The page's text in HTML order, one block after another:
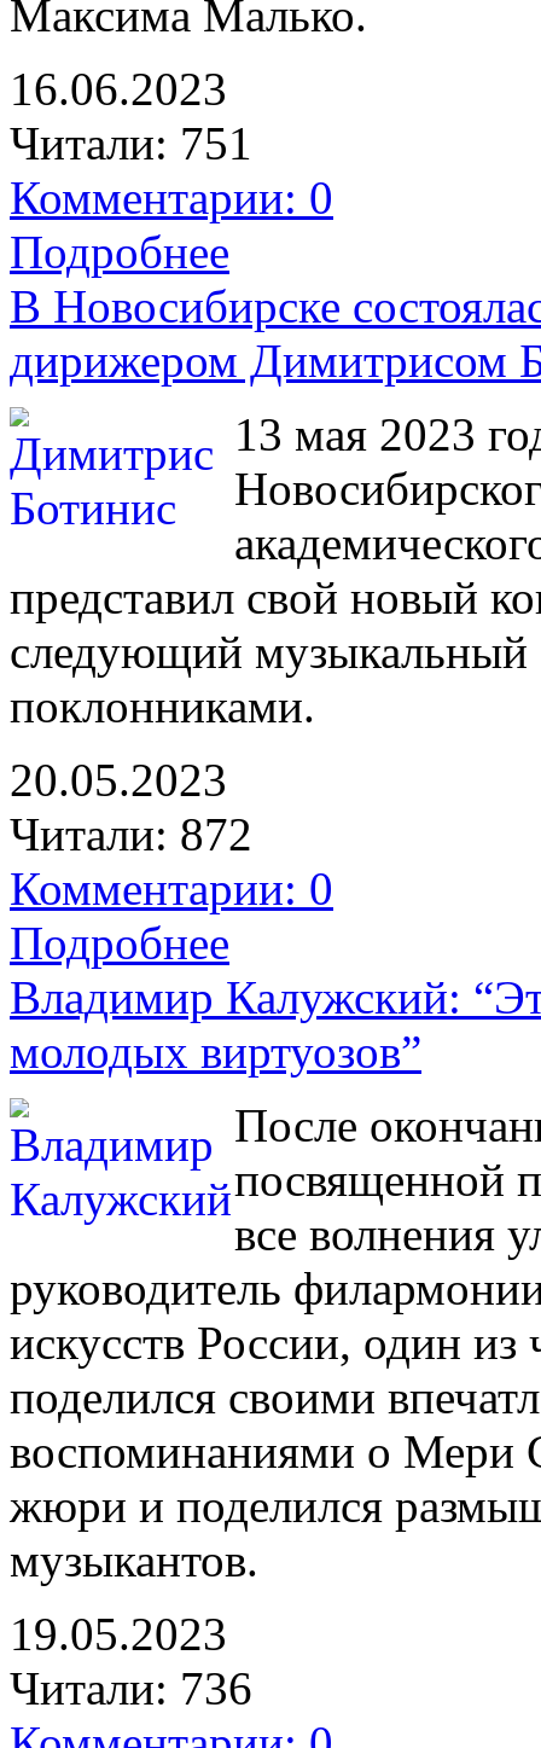
Максима Малько.
16.06.2023
Читали: 751
Комментарии: 0
Подробнее
В Новосибирске
дирижером Димитрисом
13 мая 2023
представил свой новый
следующий музыкальный
поклонниками.
20.05.2023
Читали: 872
Комментарии: 0
Подробнее
Владимир Калужский:
молодых виртуозов”
После
посвященной
все волнения
руководитель
искусств России, один
поделился своими
воспоминаниями о Мери
жюри и поделился
музыкантов.
19.05.2023
Читали: 736